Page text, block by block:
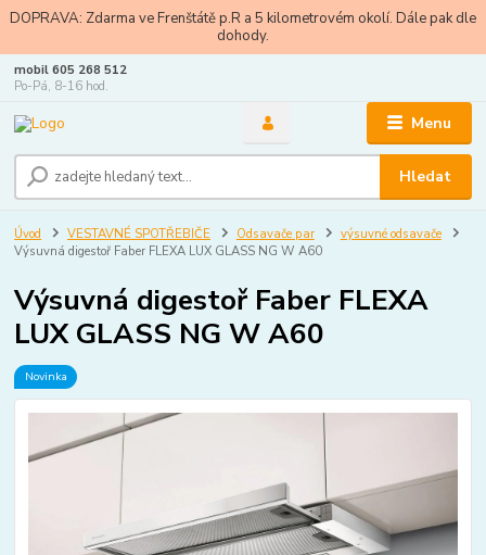
DOPRAVA: Zdarma ve Frenštátě p.R a 5 kilometrovém okolí. Dále pak dle
dohody.
Menu
Hledat
mobil 605 268 512
Po-Pá, 8-16 hod.
Úvod VESTAVNÉ SPOTŘEBIČE Odsavače par
výsuvné odsavače
Výsuvná digestoř Faber FLEXA LUX GLASS NG W A60
Výsuvná digestoř Faber FLEXA
LUX GLASS NG W A60
Novinka